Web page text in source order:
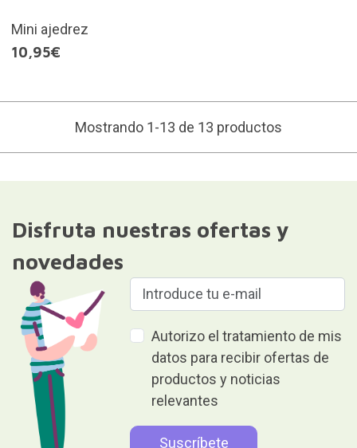
Mini ajedrez
10,95€
Mostrando 1-13 de 13 productos
Disfruta nuestras ofertas y
novedades
Autorizo el tratamiento de mis
datos para recibir ofertas de
productos y noticias
relevantes